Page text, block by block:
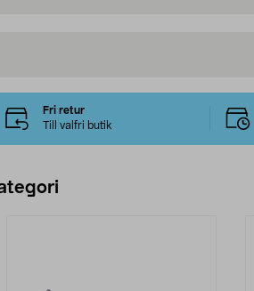
Fri retur
Till valfri butik